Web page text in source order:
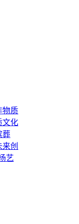
物质
文化
葬
创
艺